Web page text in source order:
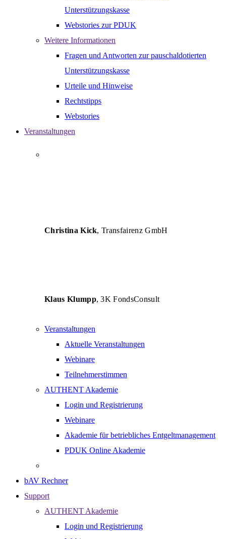
Unterstützungskasse
Webstories zur PDUK
Weitere Informationen
Fragen und Antworten zur pauschaldotierten
Unterstützungskasse
Urteile und Hinweise
Rechtstipps
Webstories
Veranstaltungen
Christina Kick, Transfairenz GmbH
Klaus Klumpp, 3K FondsConsult
Veranstaltungen
Aktuelle Veranstaltungen
Webinare
Teilnehmerstimmen
AUTHENT Akademie
Login und Registrierung
Webinare
Akademie für betriebliches Entgeltmanagement
PDUK Online Akademie
bAV Rechner
Support
AUTHENT Akademie
Login und Registrierung